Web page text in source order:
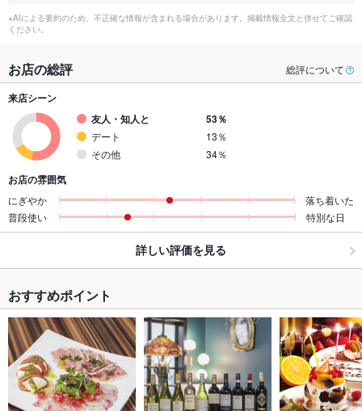
※AIによる要約のため、不正確な情報が含まれる場合があります。掲載情報全文と併せてご確認
ください。
お店の総評 総評について
来店シーン
友人・知人と
53％
デート
13％
その他
34％
お店の雰囲気
にぎやか
落ち着いた
普段使い
特別な日
詳しい評価を見る
おすすめポイント